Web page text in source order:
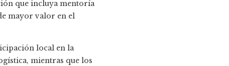
que incluya mentoría
mayor valor en el
local en la
mientras que los